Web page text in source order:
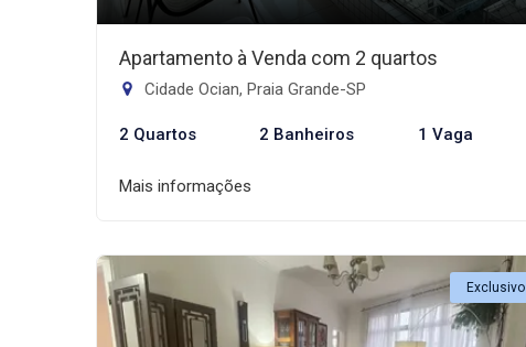
Apartamento à Venda com 2 quartos
Cidade Ocian, Praia Grande-SP
2 Quartos 2 Banheiros 1 Vaga
Mais informações
Exclusivo